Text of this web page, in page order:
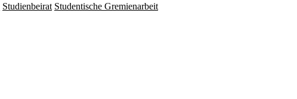
Studienbeirat Studentische Gremienarbeit